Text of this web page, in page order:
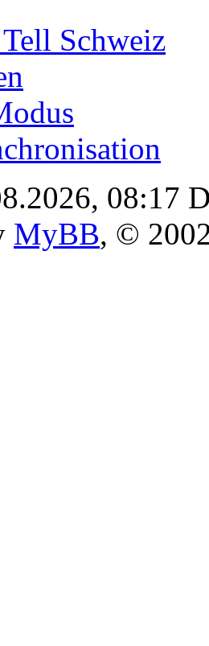
Schweiz
08:17
MyBB, ©